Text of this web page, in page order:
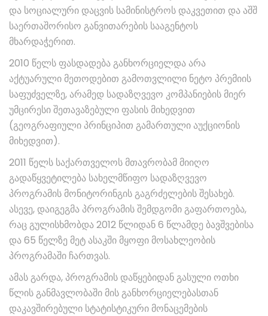
და სოციალური დაცვის სამინისტროს დაკვეთით და აშშ
საერთაშორისო განვითარების სააგენტოს
მხარდაჭერით.
2010 წელს ფასდადება განხორციელდა არა
აქტუარული მეთოდებით გამოთვლილი ნეტო პრემიის
საფუძველზე, არამედ სადაზღვევო კომპანიების მიერ
უმცირესი შეთავაზებული ფასის მიხედვით
(გეოგრაფიული პრინციპით გამართული აუქციონის
მიხედვით).
2011 წელს საქართველოს მთავრობამ მიიღო
გადაწყვეტილება სახელმწიფო სადაზღვევო
პროგრამის მონიტორინგის გაგრძელების შესახებ.
ასევე, დაიგეგმა პროგრამის შემდგომი გაფართოება,
რაც გულისხმობდა 2012 წლიდან 6 წლამდე ბავშვებისა
და 65 წელზე მეტ ასაკში მყოფი მოსახლეობის
პროგრამაში ჩართვას.
ამას გარდა, პროგრამის დაწყებიდან გასული ოთხი
წლის განმავლობაში მის განხორციელებასთან
დაკავშირებული სტატისტიკური მონაცემების